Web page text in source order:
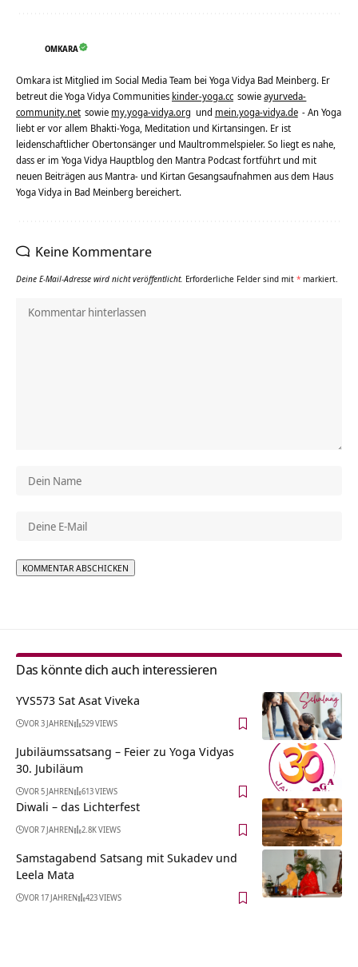
OMKARA
Omkara ist Mitglied im Social Media Team bei Yoga Vidya Bad Meinberg. Er
betreut die Yoga Vidya Communities kinder-yoga.cc sowieayurveda-
community.net sowie my.yoga-vidya.org und mein.yoga-vidya.de - An Yoga
liebt er vor allem Bhakti-Yoga, Meditation und Kirtansingen. Er ist
leidenschaftlicher Obertonsänger und Maultrommelspieler. So liegt es nahe,
dass er im Yoga Vidya Hauptblog den Mantra Podcast fortführt und mit
neuen Beiträgen aus Mantra- und Kirtan Gesangsaufnahmen aus dem Haus
Yoga Vidya in Bad Meinberg bereichert.
Keine Kommentare
Deine E-Mail-Adresse wird nicht veröffentlicht. Erforderliche Felder sind mit * markiert.
Das könnte dich auch interessieren
YVS573 Sat Asat Viveka
VOR 3 JAHREN 529 VIEWS
Jubiläumssatsang – Feier zu Yoga Vidyas
30. Jubiläum
VOR 5 JAHREN 613 VIEWS
Diwali – das Lichterfest
VOR 7 JAHREN 2.8K VIEWS
Samstagabend Satsang mit Sukadev und
Leela Mata
VOR 17 JAHREN 423 VIEWS